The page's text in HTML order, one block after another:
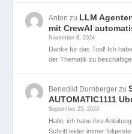
Anton zu LLM
mit CrewAI
November 8, 2024
Danke für das Tool! Ich
der Thematik zu
Benedikt Durnberger zu
AUTOMATIC1111
September 25, 2023
Hallo, ich habe ihre
Schritt leider immer